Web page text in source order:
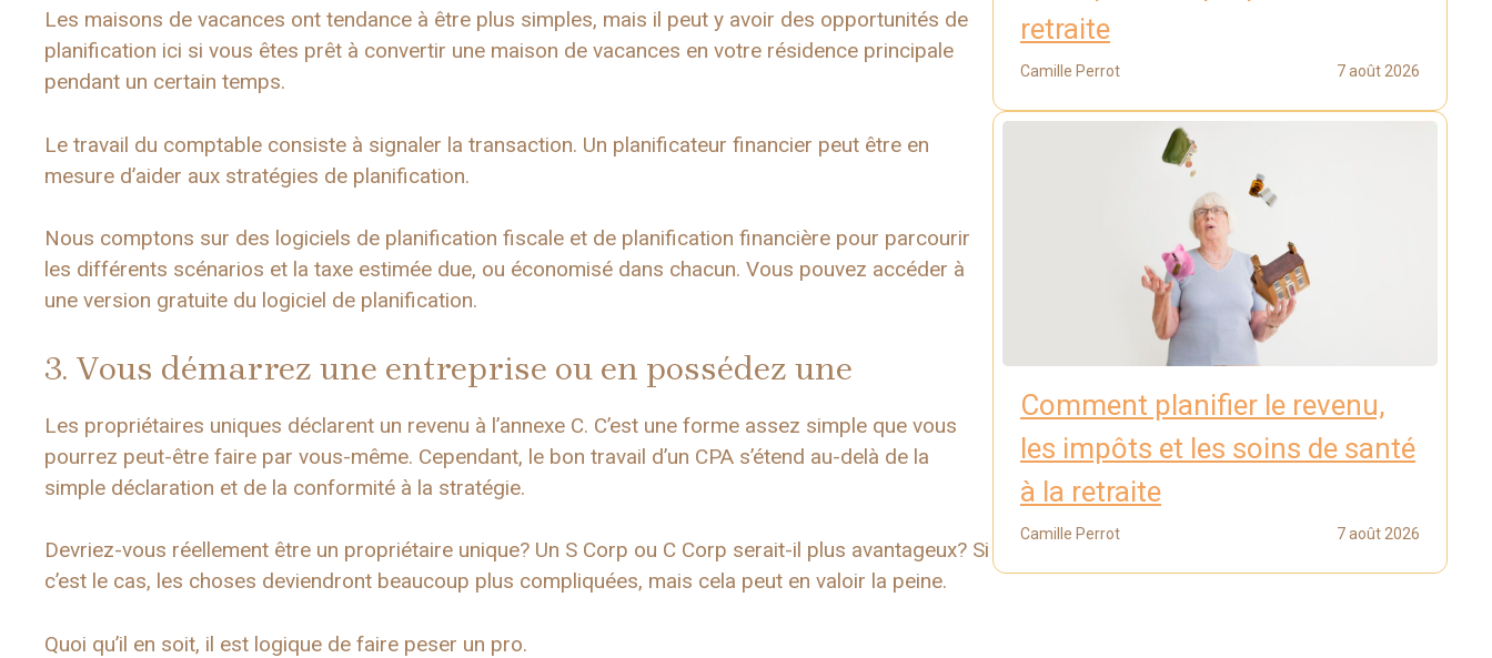
Les maisons de vacances ont tendance à être plus simples, mais il peut y avoir des opportunités de
planification ici si vous êtes prêt à convertir une maison de vacances en votre résidence principale
pendant un certain temps.
Le travail du comptable consiste à signaler la transaction. Un planificateur financier peut être en
mesure d’aider aux stratégies de planification.
Nous comptons sur des logiciels de planification fiscale et de planification financière pour parcourir
les différents scénarios et la taxe estimée due, ou économisé dans chacun. Vous pouvez accéder à
une version gratuite du logiciel de planification.
3. Vous démarrez une entreprise ou en possédez une
Les propriétaires uniques déclarent un revenu à l’annexe C. C’est une forme assez simple que vous
pourrez peut-être faire par vous-même. Cependant, le bon travail d’un CPA s’étend au-delà de la
simple déclaration et de la conformité à la stratégie.
Devriez-vous réellement être un propriétaire unique? Un S Corp ou C Corp serait-il plus avantageux? Si
c’est le cas, les choses deviendront beaucoup plus compliquées, mais cela peut en valoir la peine.
Quoi qu’il en soit, il est logique de faire peser un pro.
retraite
Camille Perrot 7 août 2026
Comment planifier le revenu,
les impôts et les soins de santé
à la retraite
Camille Perrot 7 août 2026